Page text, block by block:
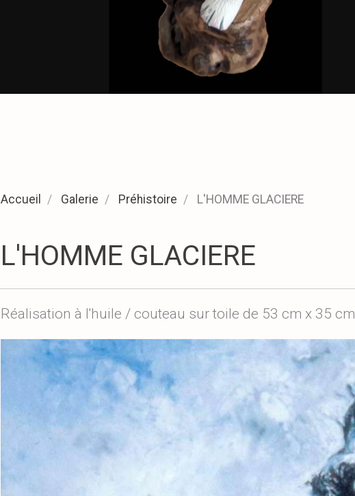
Accueil Galerie Préhistoire L'HOMME GLACIERE
L'HOMME GLACIERE
Réalisation à l'huile / couteau sur toile de 53 cm x 35 cm